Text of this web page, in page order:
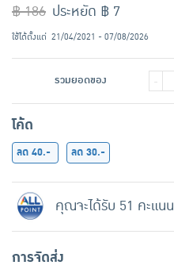
฿ 186 ประหยัด ฿ 7
ใช้ได้ตั้งแต่ 21/04/2021 - 07/08/2026
รวมยอดของ -
โค้ด
ลด 40.-
ลด 30.-
คุณจะได้รับ 51 คะแนน
การจัดส่ง